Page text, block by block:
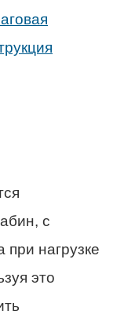
с
нагрузке
это